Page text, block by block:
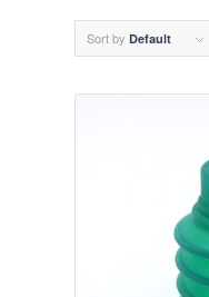
Sort by Default